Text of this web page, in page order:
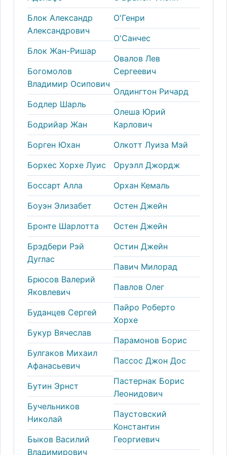
Блок Александр
Александрович
Блок Жан-Ришар
Богомолов
Владимир Осипович
Бодлер Шарль
Бодрийар Жан
Борген Юхан
Борхес Хорхе Луис
Боссарт Алла
Боуэн Элизабет
Бронте Шарлотта
Брэдбери Рэй
Дуглас
Брюсов Валерий
Яковлевич
Буданцев Сергей
Букур Вячеслав
Булгаков Михаил
Афанасьевич
Бутин Эрнст
Бучельников
Николай
Быков Василий
Владимирович
О'Генри
О'Санчес
Овалов Лев
Сергеевич
Олдингтон Ричард
Олеша Юрий
Карлович
Олкотт Луиза Мэй
Оруэлл Джордж
Орхан Кемаль
Остeн Джейн
Остен Джейн
Остин Джейн
Павич Милорад
Павлов Олег
Пайро Роберто
Хорхе
Парамонов Борис
Пассос Джон Дос
Пастернак Борис
Леонидович
Паустовский
Константин
Георгиевич